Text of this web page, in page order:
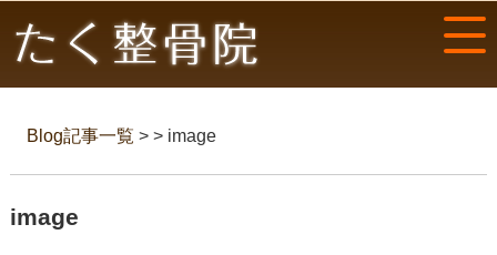
Blog記事一覧 > > image
image